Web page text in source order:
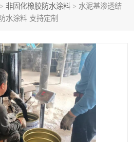
> 非固化橡胶防水涂料 > 水泥基渗透结
水涂料 支持定制